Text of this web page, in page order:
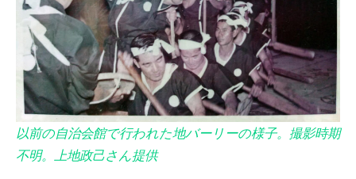
以前の自治会館で行われた地バーリーの様子。撮影時期
不明。上地政己さん提供